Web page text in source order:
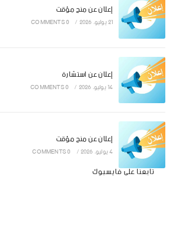
إعلان عن منح مؤقت
21 يوليو، 2026 /
0 COMMENTS
إعلان عن استشارة
14 يوليو، 2026 /
0 COMMENTS
إعلان عن منح مؤقت
4 يوليو، 2026 /
0 COMMENTS
تابعنا على فايسبوك